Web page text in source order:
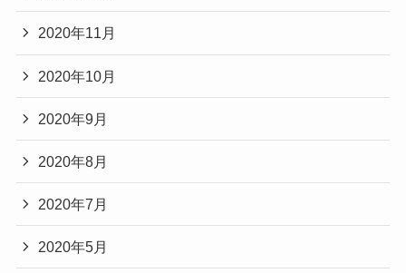
2020年11月
2020年10月
2020年9月
2020年8月
2020年7月
2020年5月